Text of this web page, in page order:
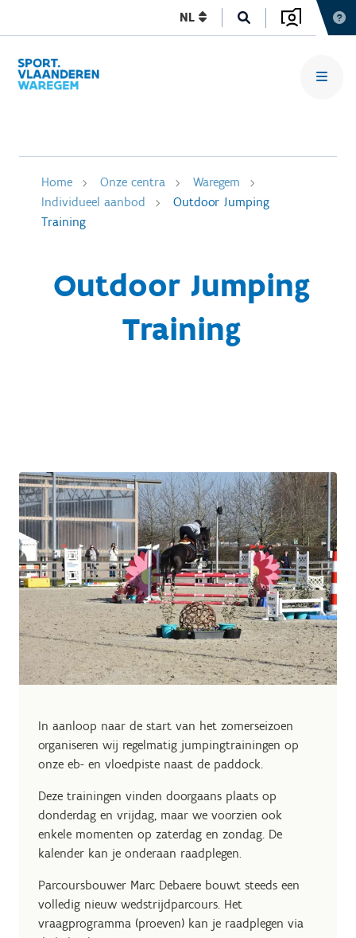
NL
Home Onze centra
Waregem
Individueel aanbod
Outdoor Jumping
Training
Outdoor Jumping
Training
In aanloop naar de start van het zomerseizoen
organiseren wij regelmatig jumpingtrainingen op
onze eb- en vloedpiste naast de paddock.
Deze trainingen vinden doorgaans plaats op
donderdag en vrijdag, maar we voorzien ook
enkele momenten op zaterdag en zondag. De
kalender kan je onderaan raadplegen.
Parcoursbouwer Marc Debaere bouwt steeds een
volledig nieuw wedstrijdparcours. Het
vraagprogramma (proeven) kan je raadplegen via